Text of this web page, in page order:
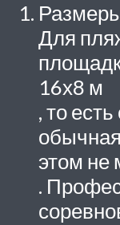
Для
16х8 м
, то
этом не
.